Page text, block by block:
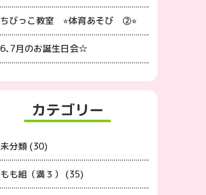
ちびっこ教室 ⭐︎体育あそび ②⭐︎
6､7月のお誕生日会☆
カテゴリー
未分類 (30)
もも組（満３） (35)